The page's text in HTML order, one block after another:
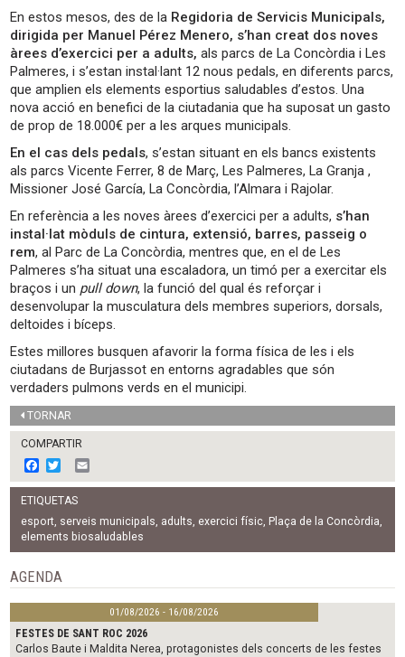
En estos mesos, des de la Regidoria de Servicis Municipals,
dirigida per Manuel Pérez Menero, s’han creat dos noves
àrees d’exercici per a adults, als parcs de La Concòrdia i Les
Palmeres, i s’estan instal·lant 12 nous pedals, en diferents parcs,
que amplien els elements esportius saludables d’estos. Una
nova acció en benefici de la ciutadania que ha suposat un gasto
de prop de 18.000€ per a les arques municipals.
En el cas dels pedals, s’estan situant en els bancs existents
als parcs Vicente Ferrer, 8 de Març, Les Palmeres, La Granja ,
Missioner José García, La Concòrdia, l’Almara i Rajolar.
En referència a les noves àrees d’exercici per a adults, s’han
instal·lat mòduls de cintura, extensió, barres, passeig o
rem, al Parc de La Concòrdia, mentres que, en el de Les
Palmeres s’ha situat una escaladora, un timó per a exercitar els
braços i un pull down, la funció del qual és reforçar i
desenvolupar la musculatura dels membres superiors, dorsals,
deltoides i bíceps.
Estes millores busquen afavorir la forma física de les i els
ciutadans de Burjassot en entorns agradables que són
verdaders pulmons verds en el municipi.
TORNAR
COMPARTIR
F
a
c
e
b
o
o
w
i
t
t
e
r
m
l
ETIQUETAS
esport, serveis municipals, adults, exercici físic, Plaça de la Concòrdia,
elements biosaludables
AGENDA
01/08/2026 - 16/08/2026
FESTES DE SANT ROC 2026
Carlos Baute i Maldita Nerea, protagonistes dels concerts de les festes